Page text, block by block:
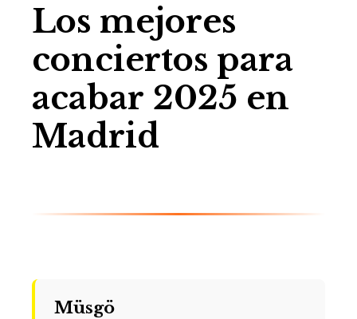
Los mejores
conciertos para
acabar 2025 en
Madrid
Müsgö